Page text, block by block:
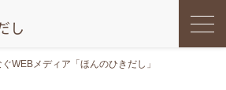
WEBメディア「ほんのひきだし」